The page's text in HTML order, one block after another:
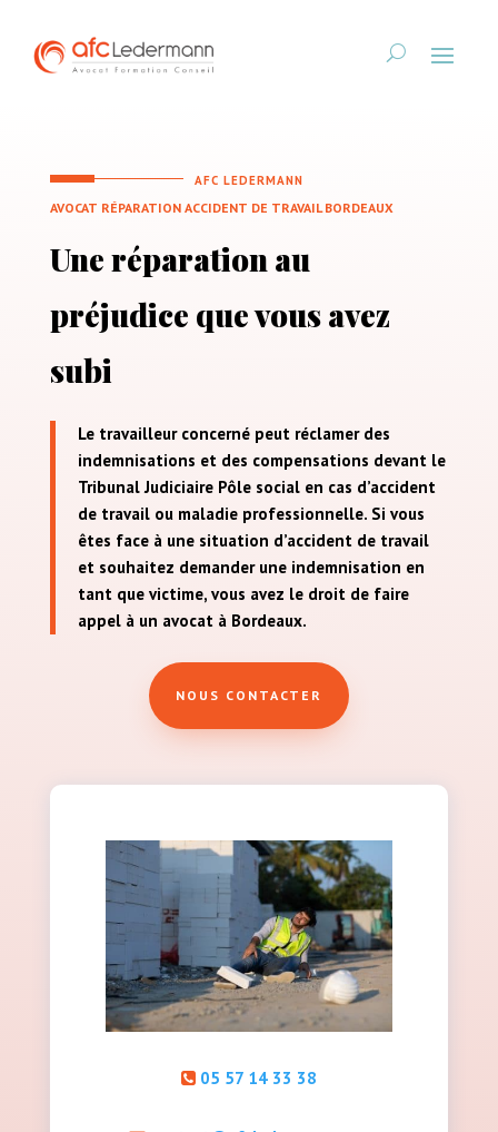
AFC LEDERMANN
AVOCAT RÉPARATION ACCIDENT DE TRAVAIL BORDEAUX
Une réparation au
préjudice que vous avez
subi
Le travailleur concerné peut réclamer des
indemnisations et des compensations devant le
Tribunal Judiciaire Pôle social en cas d’accident
de travail ou maladie professionnelle. Si vous
êtes face à une situation d’accident de travail
et souhaitez demander une indemnisation en
tant que victime, vous avez le droit de faire
appel à un avocat à Bordeaux.
NOUS CONTACTER
05 57 14 33 38